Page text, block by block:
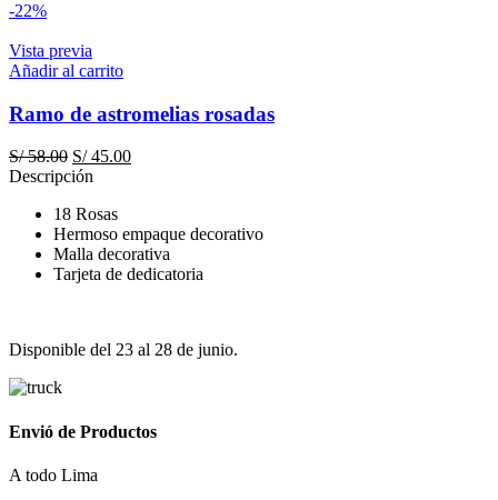
era:
S/ 58.00.
-22%
Vista previa
Añadir al carrito
Ramo de astromelias rosadas
S/58.00 El
precio
era:
S/ 58.00.
S/45.00El
S/ 45.00.
Descripción
18 Rosas
Hermoso empaque decorativo
Malla decorativa
Tarjeta de dedicatoria
Disponible del 23 al 28 de junio.
Envió de Productos
A todo Lima